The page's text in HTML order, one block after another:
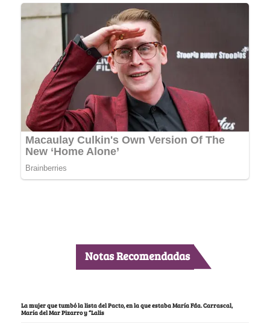
Notas Recomendadas
La mujer que tumbó la lista del Pacto, en la que estaba María Fda. Carrascal,
María del Mar Pizarro y “Lalis